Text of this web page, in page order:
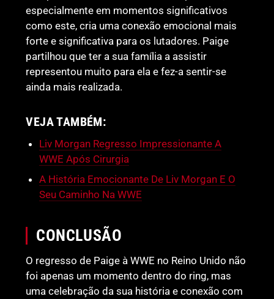
especialmente em momentos significativos
como este, cria uma conexão emocional mais
forte e significativa para os lutadores. Paige
partilhou que ter a sua família a assistir
representou muito para ela e fez-a sentir-se
ainda mais realizada.
VEJA TAMBÉM:
Liv Morgan Regresso Impressionante A
WWE Após Cirurgia
A História Emocionante De Liv Morgan E O
Seu Caminho Na WWE
CONCLUSÃO
O regresso de Paige à WWE no Reino Unido não
foi apenas um momento dentro do ring, mas
uma celebração da sua história e conexão com